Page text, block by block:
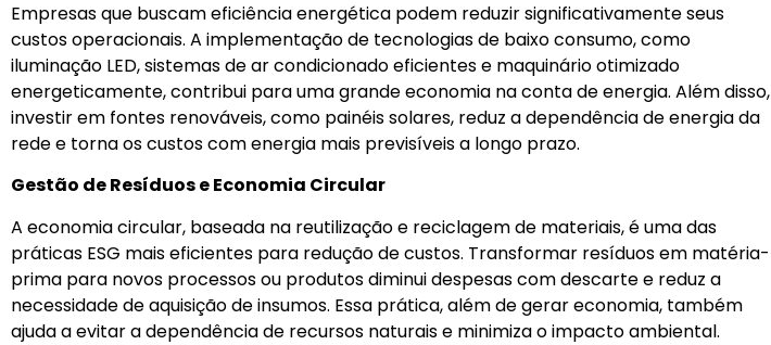
Empresas que buscam eficiência energética podem reduzir significativamente seus
custos operacionais. A implementação de tecnologias de baixo consumo, como
iluminação LED, sistemas de ar condicionado eficientes e maquinário otimizado
energeticamente, contribui para uma grande economia na conta de energia. Além disso,
investir em fontes renováveis, como painéis solares, reduz a dependência de energia da
rede e torna os custos com energia mais previsíveis a longo prazo.
Gestão de Resíduos e Economia Circular
A economia circular, baseada na reutilização e reciclagem de materiais, é uma das
práticas ESG mais eficientes para redução de custos. Transformar resíduos em matéria-
prima para novos processos ou produtos diminui despesas com descarte e reduz a
necessidade de aquisição de insumos. Essa prática, além de gerar economia, também
ajuda a evitar a dependência de recursos naturais e minimiza o impacto ambiental.